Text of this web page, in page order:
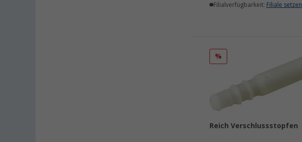
Filialverfügbarkeit: Filiale setzen
%
Reich Verschlussstopfen